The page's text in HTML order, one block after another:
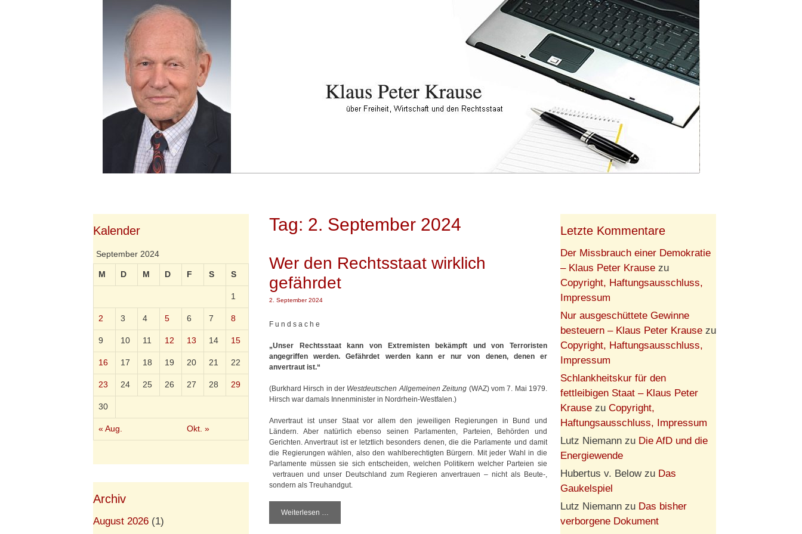
Tag: 2. September 2024
Wer den Rechtsstaat wirklich
gefährdet
2. September 2024
F u n d s a c h e
„Unser Rechtsstaat kann von Extremisten bekämpft und von Terroristen
angegriffen werden. Gefährdet werden kann er nur von denen, denen er
anvertraut ist.“
(Burkhard Hirsch in der Westdeutschen Allgemeinen Zeitung (WAZ) vom 7. Mai 1979.
Hirsch war damals Innenminister in Nordrhein-Westfalen.)
Anvertraut ist unser Staat vor allem den jeweiligen Regierungen in Bund und
Ländern. Aber natürlich ebenso seinen Parlamenten, Parteien, Behörden und
Gerichten. Anvertraut ist er letztlich besonders denen, die die Parlamente und damit
die Regierungen wählen, also den wahlberechtigten Bürgern. Mit jeder Wahl in die
Parlamente müssen sie sich entscheiden, welchen Politikern welcher Parteien sie
vertrauen und unser Deutschland zum Regieren anvertrauen – nicht als Beute-,
sondern als Treuhandgut.
Weiterlesen …
e
Kalender
September 2024
M D M D F S S
« Aug. Okt. »
1
2 3 4 5 6 7 8
9 10 11 12 13 14 15
16 17 18 19 20 21 22
23 24 25 26 27 28 29
30
Archiv
August 2026 (1)
Letzte Kommentare
Der Missbrauch einer Demokratie
– Klaus Peter Krause zu
Copyright, Haftungsausschluss,
Impressum
Nur ausgeschüttete Gewinne
besteuern – Klaus Peter Krause zu
Copyright, Haftungsausschluss,
Impressum
Schlankheitskur für den
fettleibigen Staat – Klaus Peter
Krause zu Copyright,
Haftungsausschluss, Impressum
Lutz Niemann zu Die AfD und die
Energiewende
Hubertus v. Belowzu Das
Gaukelspiel
Lutz Niemann zu Das bisher
verborgene Dokument